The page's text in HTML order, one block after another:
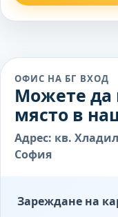
ОФИС НА БГ ВХОД
Можете да
място в
Адрес: кв.
София
Зареждане на